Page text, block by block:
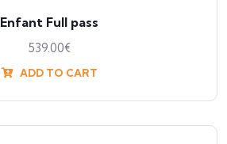
Enfant Full pass
539.00€
ADD TO CART